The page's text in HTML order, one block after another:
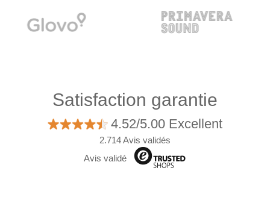
Satisfaction garantie
4.52/5.00 Excellent
2.714 Avis validés
Avis validé